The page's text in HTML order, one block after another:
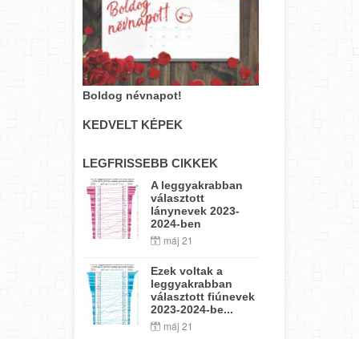
Boldog névnapot!
KEDVELT KÉPEK
LEGFRISSEBB CIKKEK
A leggyakrabban
választott
lánynevek 2023-
2024-ben
máj 21
Ezek voltak a
leggyakrabban
választott fiúnevek
2023-2024-be...
máj 21